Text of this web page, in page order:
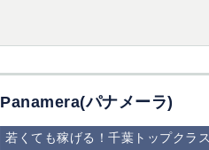
Panamera(パナメーラ)
若くても稼げる！千葉トップクラ
茂原
松戸
浦安